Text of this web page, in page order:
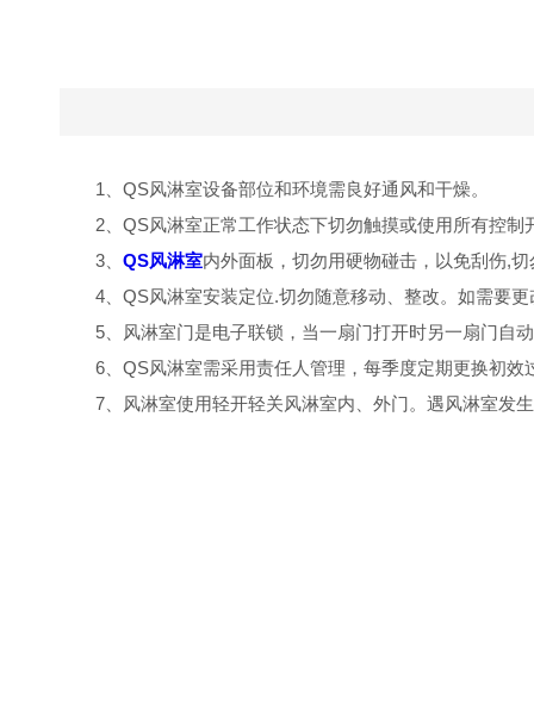
1、QS风淋室设备部位和环境需良好通风和干燥。
2、QS风淋室正常工作状态下切勿触摸或使用所有控
3、 QS风淋室内外面板，切勿用硬物碰击，以免刮伤,
4、QS风淋室安装定位.切勿随意移动、整改。如需要
5、风淋室门是电子联锁，当一扇门打开时另一扇门自
6、QS风淋室需采用责任人管理，每季度定期更换初
7、风淋室使用轻开轻关风淋室内、外门。遇风淋室发